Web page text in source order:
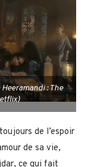
: The
de l’espoir
de sa vie,
ce qui fait